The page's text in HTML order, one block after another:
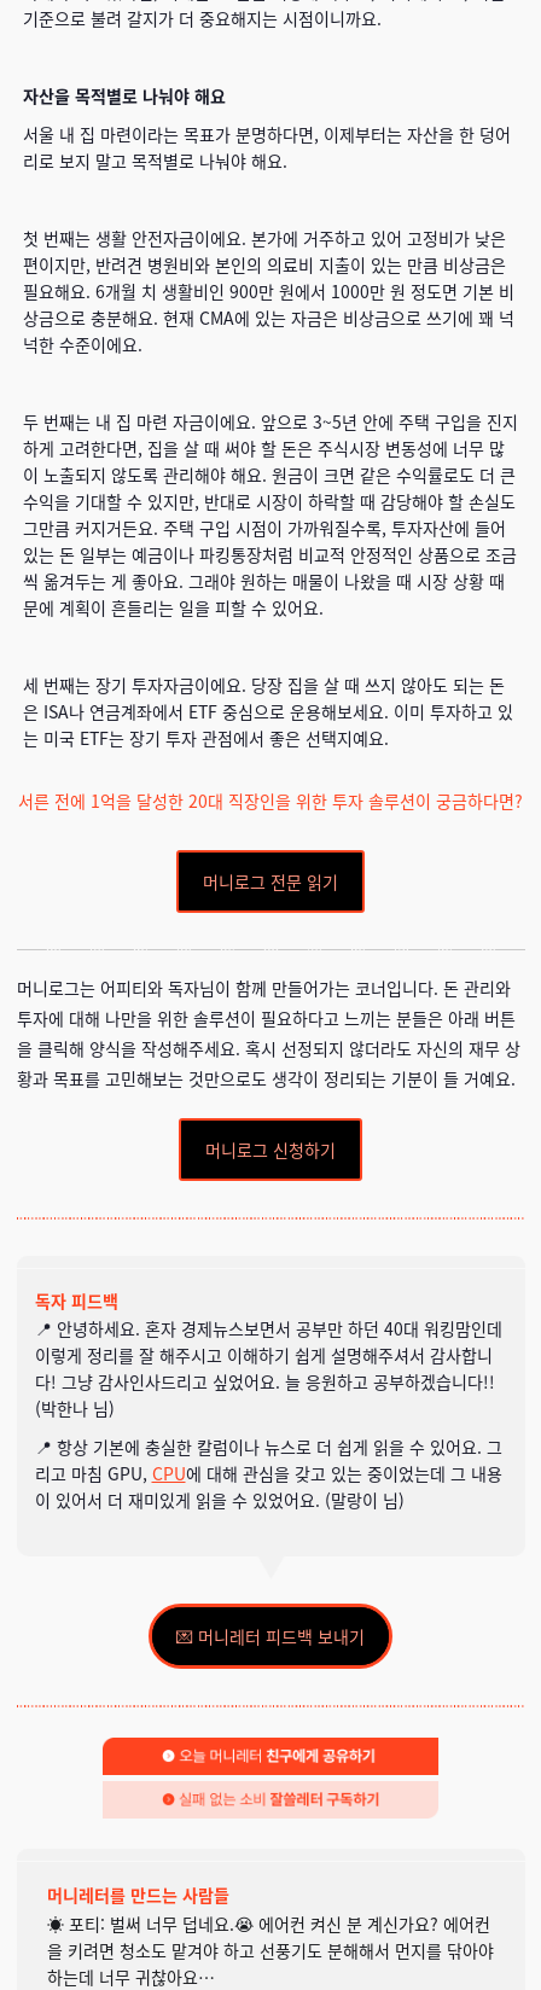
기준으로 불려 갈지가 더 중요해지는 시점이니까요.
자산을 목적별로 나눠야 해요
서울 내 집 마련이라는 목표가 분명하다면, 이제부터는 자산을 한 덩어
리로 보지 말고 목적별로 나눠야 해요.
첫 번째는 생활 안전자금이에요. 본가에 거주하고 있어 고정비가 낮은
편이지만, 반려견 병원비와 본인의 의료비 지출이 있는 만큼 비상금은
필요해요. 6개월 치 생활비인 900만 원에서 1000만 원 정도면 기본 비
상금으로 충분해요. 현재 CMA에 있는 자금은 비상금으로 쓰기에 꽤 넉
넉한 수준이에요.
두 번째는 내 집 마련 자금이에요. 앞으로 3~5년 안에 주택 구입을 진지
하게 고려한다면, 집을 살 때 써야 할 돈은 주식시장 변동성에 너무 많
이 노출되지 않도록 관리해야 해요. 원금이 크면 같은 수익률로도 더 큰
수익을 기대할 수 있지만, 반대로 시장이 하락할 때 감당해야 할 손실도
그만큼 커지거든요. 주택 구입 시점이 가까워질수록, 투자자산에 들어
있는 돈 일부는 예금이나 파킹통장처럼 비교적 안정적인 상품으로 조금
씩 옮겨두는 게 좋아요. 그래야 원하는 매물이 나왔을 때 시장 상황 때
문에 계획이 흔들리는 일을 피할 수 있어요.
세 번째는 장기 투자자금이에요. 당장 집을 살 때 쓰지 않아도 되는 돈
은 ISA나 연금계좌에서 ETF 중심으로 운용해보세요. 이미 투자하고 있
는 미국 ETF는 장기 투자 관점에서 좋은 선택지예요.
서른 전에 1억을 달성한 20대 직장인을 위한 투자 솔루션이 궁금하다면?
머니로그 전문 읽기
머니로그는 어피티와 독자님이 함께 만들어가는 코너입니다. 돈 관리와
투자에 대해 나만을 위한 솔루션이 필요하다고 느끼는 분들은 아래 버튼
을 클릭해 양식을 작성해주세요. 혹시 선정되지 않더라도 자신의 재무 상
황과 목표를 고민해보는 것만으로도 생각이 정리되는 기분이 들 거예요.
머니로그 신청하기
독자 피드백
📍 안녕하세요. 혼자 경제뉴스보면서 공부만 하던 40대 워킹맘인데
이렇게 정리를 잘 해주시고 이해하기 쉽게 설명해주셔서 감사합니
다! 그냥 감사인사드리고 싶었어요. 늘 응원하고 공부하겠습니다!!
(박한나님)
📍 항상 기본에 충실한 칼럼이나 뉴스로 더 쉽게 읽을 수 있어요. 그
리고 마침 GPU, CPU에 대해 관심을 갖고 있는 중이었는데 그 내용
이 있어서 더 재미있게 읽을 수 있었어요. (말랑이 님)
💌 머니레터 피드백 보내기
머니레터를 만드는 사람들
☀️ 포티: 벌써 너무 덥네요.😭 에어컨 켜신 분 계신가요? 에어컨
을 키려면 청소도 맡겨야 하고 선풍기도 분해해서 먼지를 닦아야
하는데 너무 귀찮아요…